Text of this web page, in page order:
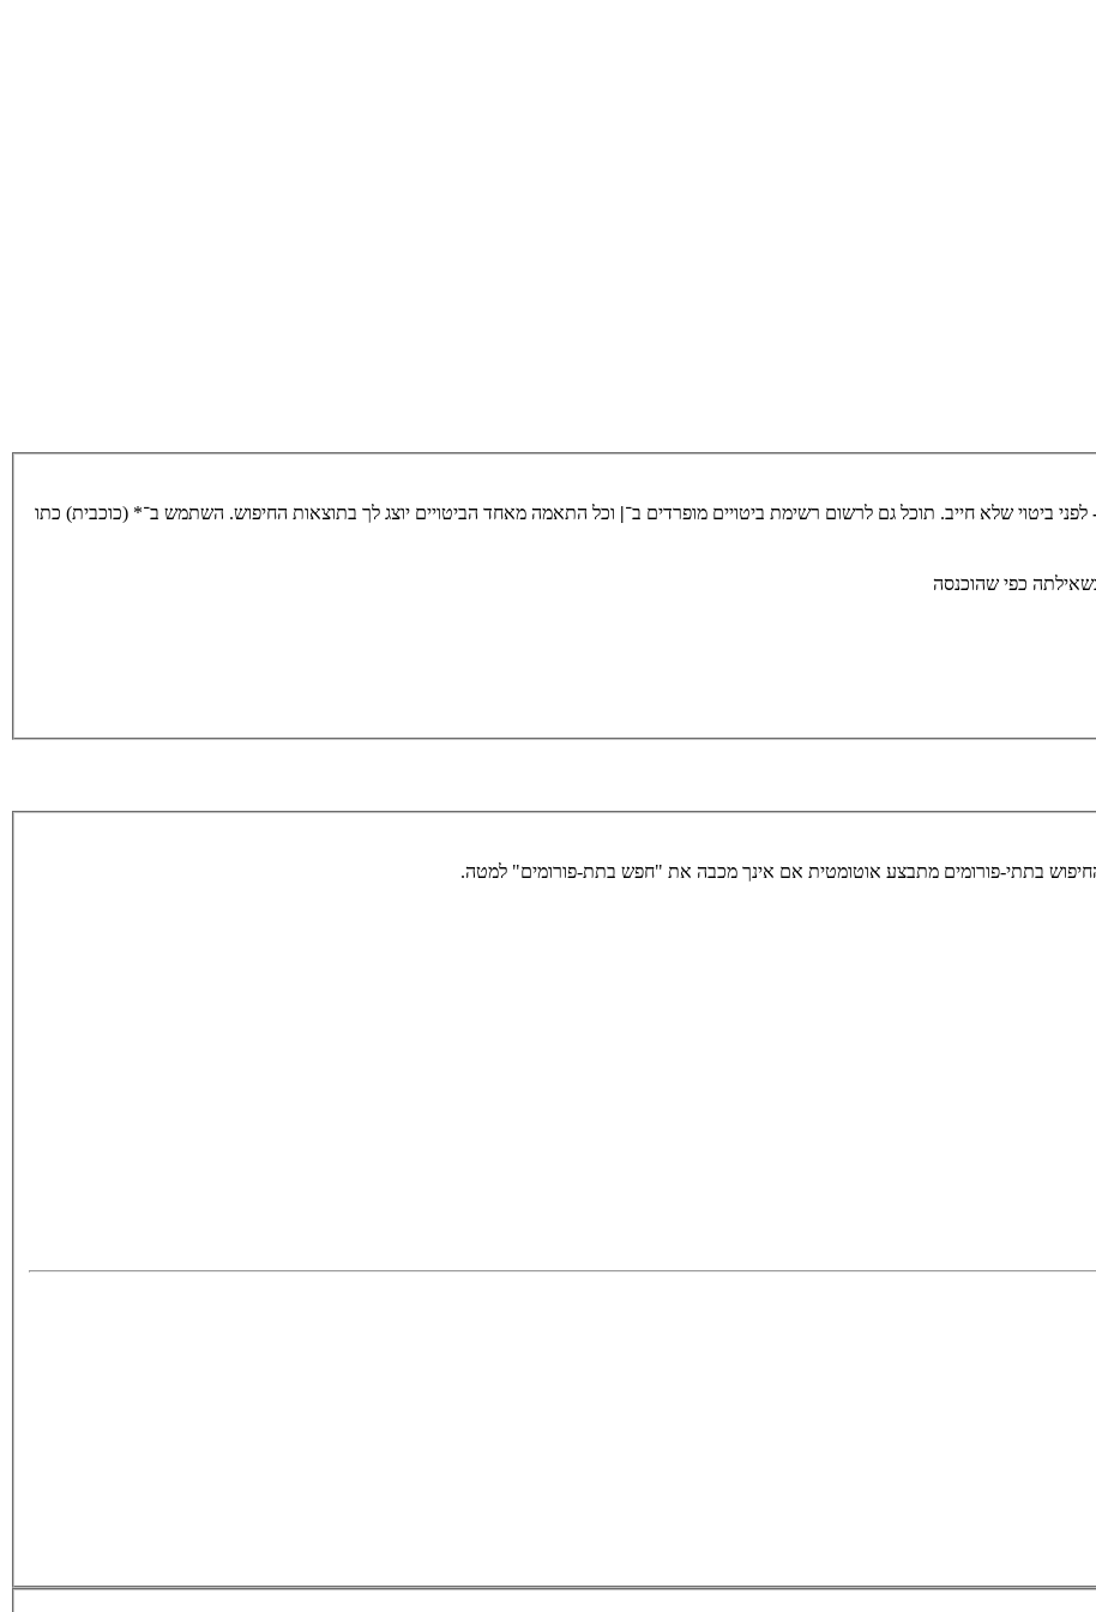
לפני ביטוי שלא חייב. תוכל גם לרשום רשימת ביטויים מופרדים ב־| וכל התאמה מאחד הביטויים יוצג לך בתוצאות החיפוש. השתמש ב־* (כוכבית) כתו
כפי שהוכנסה
בתתי-פורומים מתבצע אוטומטית אם אינך מכבה את "חפש בתת-פורומים" למטה.